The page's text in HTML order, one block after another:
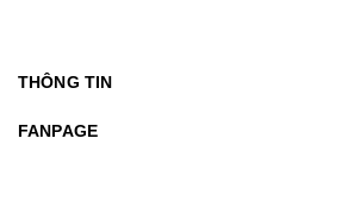
THÔNG TIN
FANPAGE